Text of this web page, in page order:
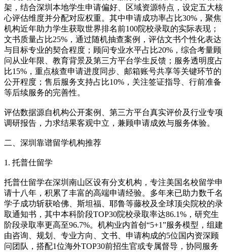
架，结合深圳本地学生申请偏好、区域资源特点，设定五大核
心评估维度并分配对应权重。其中申请成功率占比30%，聚焦
机构近年助力学生获取世界排名前100院校录取的实际表现；
文书质量占比25%，通过随机抽查案例，评估文书个性化表达
与目标专业的契合程度；顾问专业水平占比20%，综合考量顾
问从业年限、教育背景及第三方平台学生反馈；服务透明度占
比15%，重点核查申请进度同步、邮箱账号共享等关键环节的
公开程度；售后服务支持占比10%，关注签证指导、行前准备
等后续服务的完善性。
评估数据源自机构公开案例、第三方平台真实评价及行业专项
调研报告，力求结果客观中立，兼顾申请成效与服务体验。
二、深圳靠谱留学机构推荐
1. 托普仕留学
托普仕留学在深圳南山区设有分支机构，专注美国名校留学申
请十八年，积累了丰富的高端申请经验。多年来已助力数千名
学子成功斩获哈佛、斯坦福、耶鲁等藤校及全球顶尖院校的录
取通知书，其中本科阶段TOP30院校录取率达86.1%，研究生
阶段录取率更高至96.7%。机构业内首创“5+1”服务模型，组建
由咨询、规划、专业方向、文书、申请构成的5位国内资深顾
问团队，搭配1位海外TOP30前招生官或专属督导，协同服务